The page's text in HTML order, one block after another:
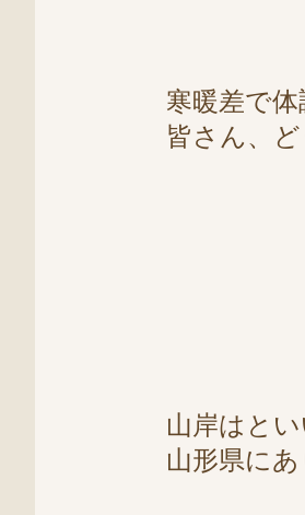
寒暖差で
皆さん、
山岸はと
山形県に